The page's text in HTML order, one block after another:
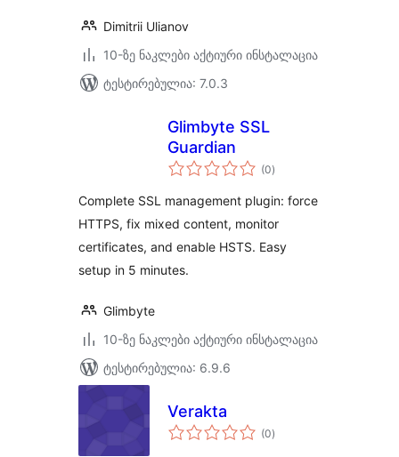
Dimitrii Ulianov
10-ზე ნაკლები აქტიური ინსტალაცია
ტესტირებულია: 7.0.3
Glimbyte SSL
Guardian
(0საერთო
რეიტინგი
)
Complete SSL management plugin: force
HTTPS, fix mixed content, monitor
certificates, and enable HSTS. Easy
setup in 5 minutes.
Glimbyte
10-ზე ნაკლები აქტიური ინსტალაცია
ტესტირებულია: 6.9.6
Verakta
(0საერთო
რეიტინგი
)